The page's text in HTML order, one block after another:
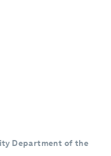
Department of the